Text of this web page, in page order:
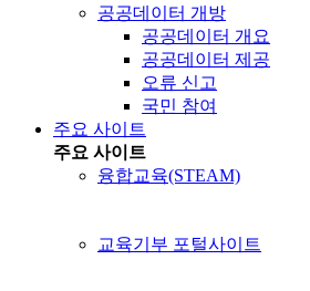
공공데이터 개방
공공데이터 개요
공공데이터 제공
오류 신고
국민 참여
주요 사이트
주요 사이트
융합교육(STEAM)
교육기부 포털사이트